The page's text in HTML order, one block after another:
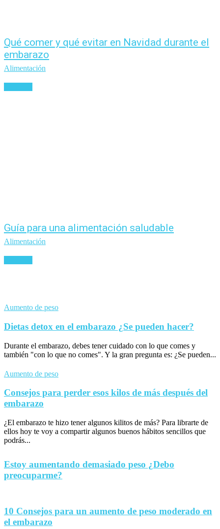
Qué comer y qué evitar en Navidad durante el
embarazo
Alimentación
Guía para una alimentación saludable
Alimentación
Aumento de peso
Dietas detox en el embarazo ¿Se pueden hacer?
Durante el embarazo, debes tener cuidado con lo que comes y
también "con lo que no comes". Y la gran pregunta es: ¿Se pueden...
Aumento de peso
Consejos para perder esos kilos de más después del
embarazo
¿El embarazo te hizo tener algunos kilitos de más? Para librarte de
ellos hoy te voy a compartir algunos buenos hábitos sencillos que
podrás...
Estoy aumentando demasiado peso ¿Debo
preocuparme?
10 Consejos para un aumento de peso moderado en
el embarazo